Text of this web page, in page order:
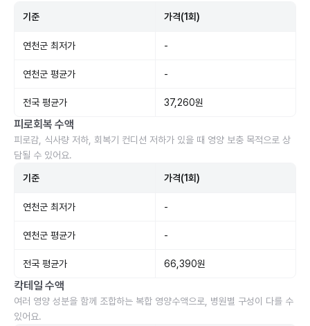
기준 가격(1회)
연천군 최저가 -
연천군 평균가 -
전국 평균가 37,260원
피로회복 수액
피로감, 식사량 저하, 회복기 컨디션 저하가 있을 때 영양 보충 목적으로 상
담될 수 있어요.
기준 가격(1회)
연천군 최저가 -
연천군 평균가 -
전국 평균가 66,390원
칵테일 수액
여러 영양 성분을 함께 조합하는 복합 영양수액으로, 병원별 구성이 다를 수
있어요.